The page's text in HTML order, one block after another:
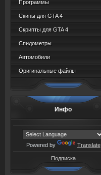
Программы
Скины для GTA 4
Скрипты для GTA 4
Спидометры
Автомобили
Оригинальные файлы
Инфо
Powered by Translate
Подписка